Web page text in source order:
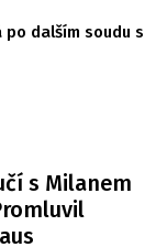
dalším soudu s
s Milanem